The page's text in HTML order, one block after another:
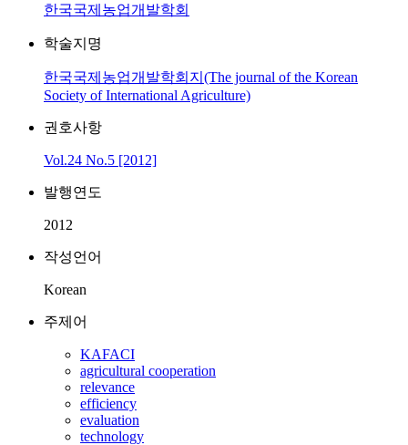
한국국제농업개발학회
학술지명
한국국제농업개발학회지(The journal of the Korean
Society of International Agriculture)
권호사항
Vol.24 No.5 [2012]
발행연도
2012
작성언어
Korean
주제어
KAFACI
agricultural cooperation
relevance
efficiency
evaluation
technology